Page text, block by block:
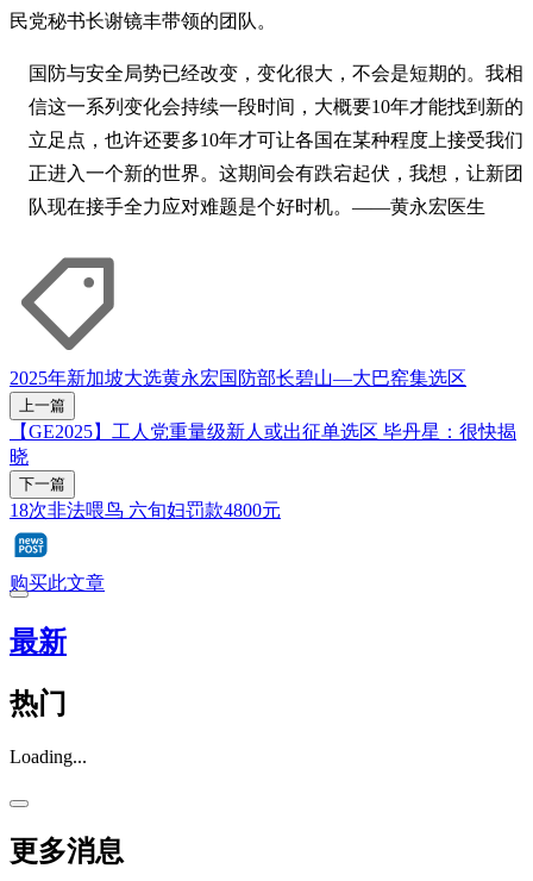
民党秘书长谢镜丰带领的团队。
国防与安全局势已经改变，变化很大，不会是短期的。我相
信这一系列变化会持续一段时间，大概要10年才能找到新的
立足点，也许还要多10年才可让各国在某种程度上接受我们
正进入一个新的世界。这期间会有跌宕起伏，我想，让新团
队现在接手全力应对难题是个好时机。——黄永宏医生
2025年新加坡大选黄永宏国防部长碧山—大巴窑集选区
上一篇
【GE2025】工人党重量级新人或出征单选区 毕丹星：很快揭
晓
下一篇
18次非法喂鸟 六旬妇罚款4800元
购买此文章
最新
热门
Loading...
更多消息